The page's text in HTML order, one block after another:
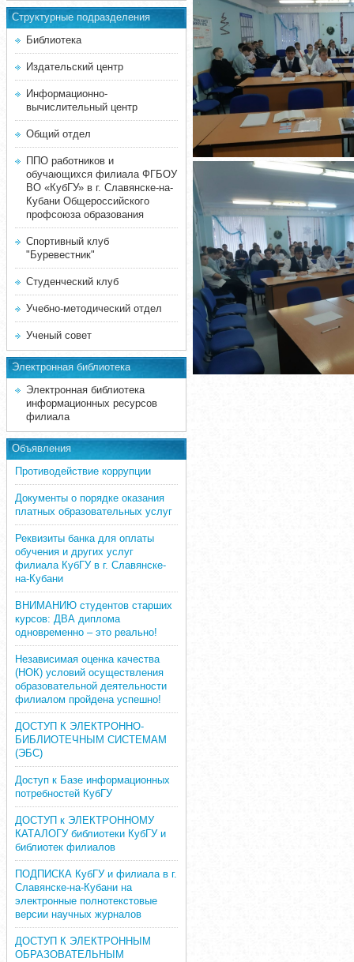
Структурные подразделения
Библиотека
Издательский центр
Информационно-
вычислительный центр
Общий отдел
ППО работников и
обучающихся филиала ФГБОУ
ВО «КубГУ» в г. Славянске-на-
Кубани Общероссийского
профсоюза образования
Спортивный клуб
"Буревестник"
Студенческий клуб
Учебно-методический отдел
Ученый совет
Электронная библиотека
Электронная библиотека
информационных ресурсов
филиала
Объявления
Противодействие коррупции
Документы о порядке оказания
платных образовательных услуг
Реквизиты банка для оплаты
обучения и других услуг
филиала КубГУ в г. Славянске-
на-Кубани
ВНИМАНИЮ студентов старших
курсов: ДВА диплома
одновременно – это реально!
Независимая оценка качества
(НОК) условий осуществления
образовательной деятельности
филиалом пройдена успешно!
ДОСТУП К ЭЛЕКТРОННО-
БИБЛИОТЕЧНЫМ СИСТЕМАМ
(ЭБС)
Доступ к Базе информационных
потребностей КубГУ
ДОСТУП к ЭЛЕКТРОННОМУ
КАТАЛОГУ библиотеки КубГУ и
библиотек филиалов
ПОДПИСКА КубГУ и филиала в г.
Славянске-на-Кубани на
электронные полнотекстовые
версии научных журналов
ДОСТУП К ЭЛЕКТРОННЫМ
ОБРАЗОВАТЕЛЬНЫМ